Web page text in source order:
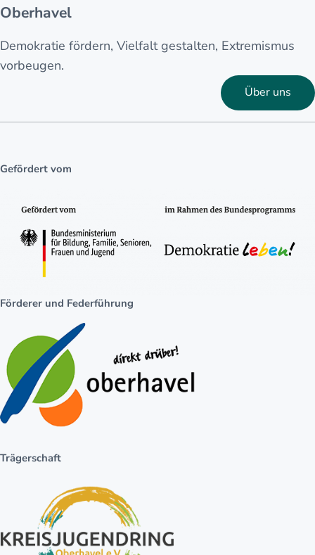
Oberhavel
Demokratie fördern, Vielfalt gestalten, Extremismus
vorbeugen.
Über uns
Gefördert vom
Förderer und Federführung
Trägerschaft